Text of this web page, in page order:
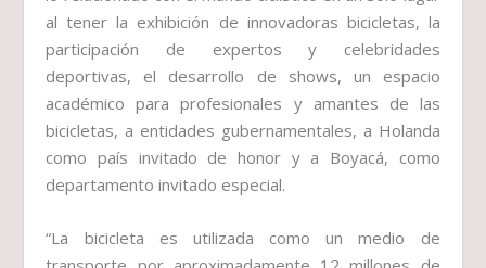
al tener la exhibición de innovadoras bicicletas, la
participación de expertos y celebridades
deportivas, el desarrollo de shows, un espacio
académico para profesionales y amantes de las
bicicletas, a entidades gubernamentales, a Holanda
como país invitado de honor y a Boyacá, como
departamento invitado especial.
“La bicicleta es utilizada como un medio de